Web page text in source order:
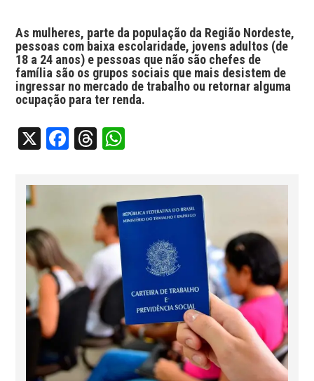
As mulheres, parte da população da Região Nordeste,
pessoas com baixa escolaridade, jovens adultos (de
18 a 24 anos) e pessoas que não são chefes de
família são os grupos sociais que mais desistem de
ingressar no mercado de trabalho ou retornar alguma
ocupação para ter renda.
X Facebook
Threads